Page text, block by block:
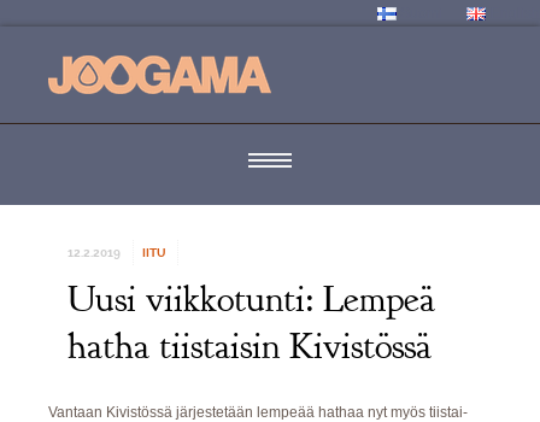
12.2.2019 IITU
Uusi viikkotunti: Lempeä
hatha tiistaisin Kivistössä
Vantaan Kivistössä järjestetään lempeää hathaa nyt myös tiistai-